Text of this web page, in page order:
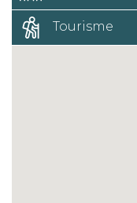
Tourisme